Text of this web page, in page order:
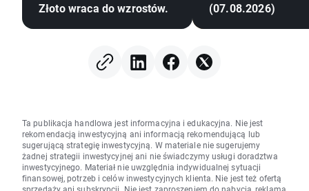
Złoto wraca do wzrostów.
(07.08.2026)
Ta publikacja handlowa jest informacyjna i edukacyjna. Nie jest
rekomendacją inwestycyjną ani informacją rekomendującą lub
sugerującą strategię inwestycyjną. W materiale nie sugerujemy
żadnej strategii inwestycyjnej ani nie świadczymy usługi doradztwa
inwestycyjnego. Materiał nie uwzględnia indywidualnej sytuacji
finansowej, potrzeb i celów inwestycyjnych klienta. Nie jest też ofertą